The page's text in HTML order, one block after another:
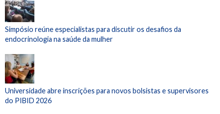
Simpósio reúne especialistas para discutir os desafios da
endocrinologia na saúde da mulher
Universidade abre inscrições para novos bolsistas e supervisores
do PIBID 2026